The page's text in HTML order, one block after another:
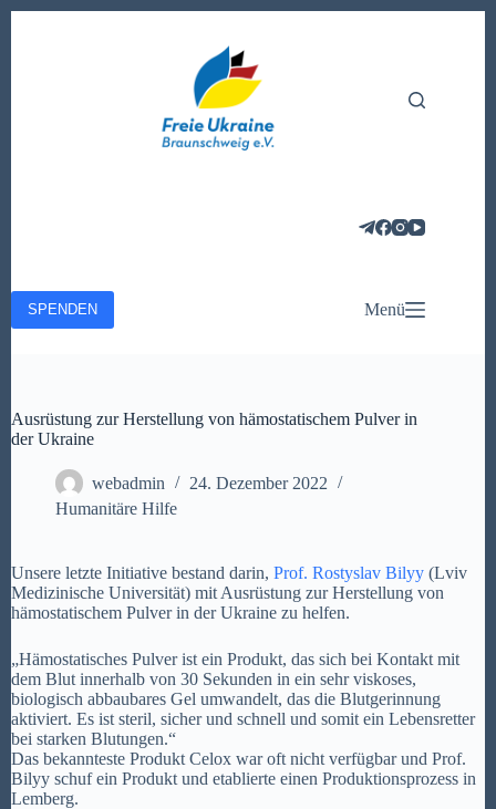
SPENDEN Menü
Ausrüstung zur Herstellung von hämostatischem Pulver in
der Ukraine
webadmin
24. Dezember 2022
Humanitäre Hilfe
Unsere letzte Initiative bestand darin, Prof. Rostyslav Bilyy (Lviv
Medizinische Universität) mit Ausrüstung zur Herstellung von
hämostatischem Pulver in der Ukraine zu helfen.
„Hämostatisches Pulver ist ein Produkt, das sich bei Kontakt mit
dem Blut innerhalb von 30 Sekunden in ein sehr viskoses,
biologisch abbaubares Gel umwandelt, das die Blutgerinnung
aktiviert. Es ist steril, sicher und schnell und somit ein Lebensretter
bei starken Blutungen.“
Das bekannteste Produkt Celox war oft nicht verfügbar und Prof.
Bilyy schuf ein Produkt und etablierte einen Produktionsprozess in
Lemberg.